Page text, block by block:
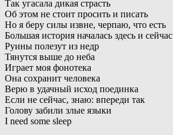
Так угасала дикая страсть
Об этом не стоит просить и писать
Но я беру силы извне, черпаю, что есть
Большая история началась здесь и сейчас
Руины полезут из недр
Тянутся выше до неба
Играет моя фонотека
Она сохранит человека
Верю в удачный исход поединка
Если не сейчас, знаю: впереди так
Голову забили злые языки
I need some sleep